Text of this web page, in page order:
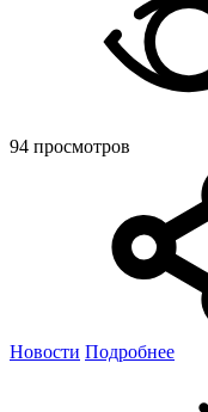
94 просмотров
Новости Подробнее